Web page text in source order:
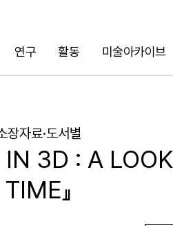
연구 활동 미술아카이브
장자료·도서별
IN 3D : A
TIME』